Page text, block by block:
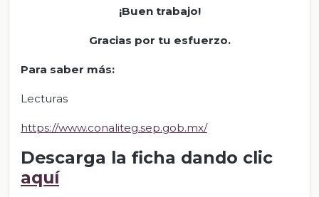
¡Buen trabajo!
Gracias por tu esfuerzo.
Para saber más:
Lecturas
https://www.conaliteg.sep.gob.mx/
Descarga la ficha dando clic
aquí